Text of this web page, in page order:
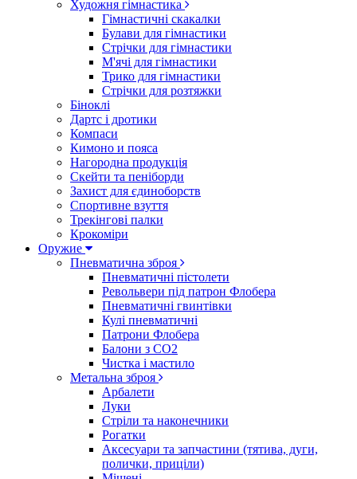
Художня гімнастика
Гімнастичні скакалки
Булави для гімнастики
Стрічки для гімнастики
М'ячі для гімнастики
Трико для гімнастики
Стрічки для розтяжки
Біноклі
Дартс і дротики
Компаси
Кимоно и пояса
Нагородна продукція
Скейти та пеніборди
Захист для єдиноборств
Спортивне взуття
Трекінгові палки
Крокоміри
Оружие
Пневматична зброя
Пневматичні пістолети
Револьвери під патрон Флобера
Пневматичні гвинтівки
Кулі пневматичні
Патрони Флобера
Балони з CO2
Чистка і мастило
Метальна зброя
Арбалети
Луки
Стріли та наконечники
Рогатки
Аксесуари та запчастини (тятива, дуги,
полички, приціли)